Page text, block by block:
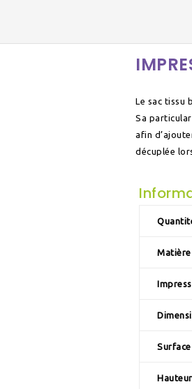
Le sac tissu
Sa
afin
décuplée
Matière